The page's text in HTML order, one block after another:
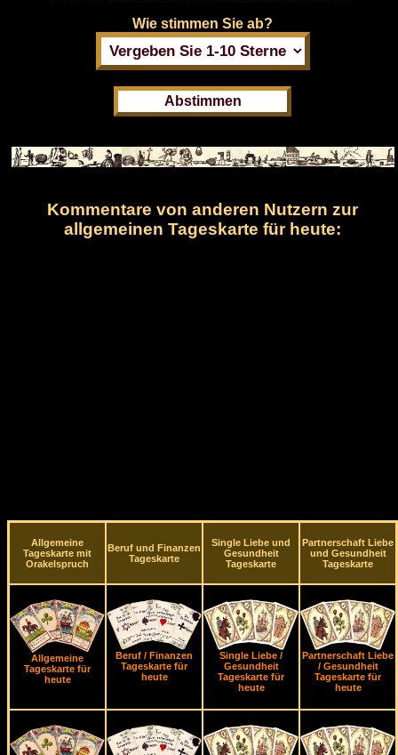
Wie stimmen Sie ab?
Kommentare von anderen Nutzern zur
allgemeinen Tageskarte für heute:
Allgemeine
Tageskarte mit
Orakelspruch
Beruf und Finanzen
Tageskarte
Single Liebe und
Gesundheit
Tageskarte
Partnerschaft Liebe
und Gesundheit
Tageskarte
Allgemeine
Tageskarte für
heute
Beruf / Finanzen
Tageskarte für
heute
Single Liebe /
Gesundheit
Tageskarte für
heute
Partnerschaft Liebe
/ Gesundheit
Tageskarte für
heute